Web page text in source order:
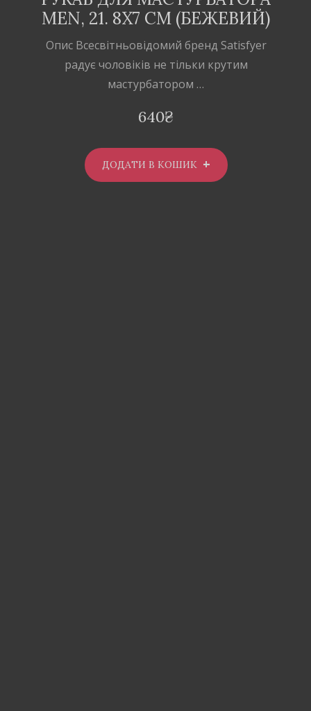
MEN, 21. 8Х7 СМ (БЕЖЕВИЙ)
Опис Всесвітньовідомий бренд Satisfyer
радує чоловіків не тільки крутим
мастурбатором …
640₴
ДОДАТИ В КОШИК